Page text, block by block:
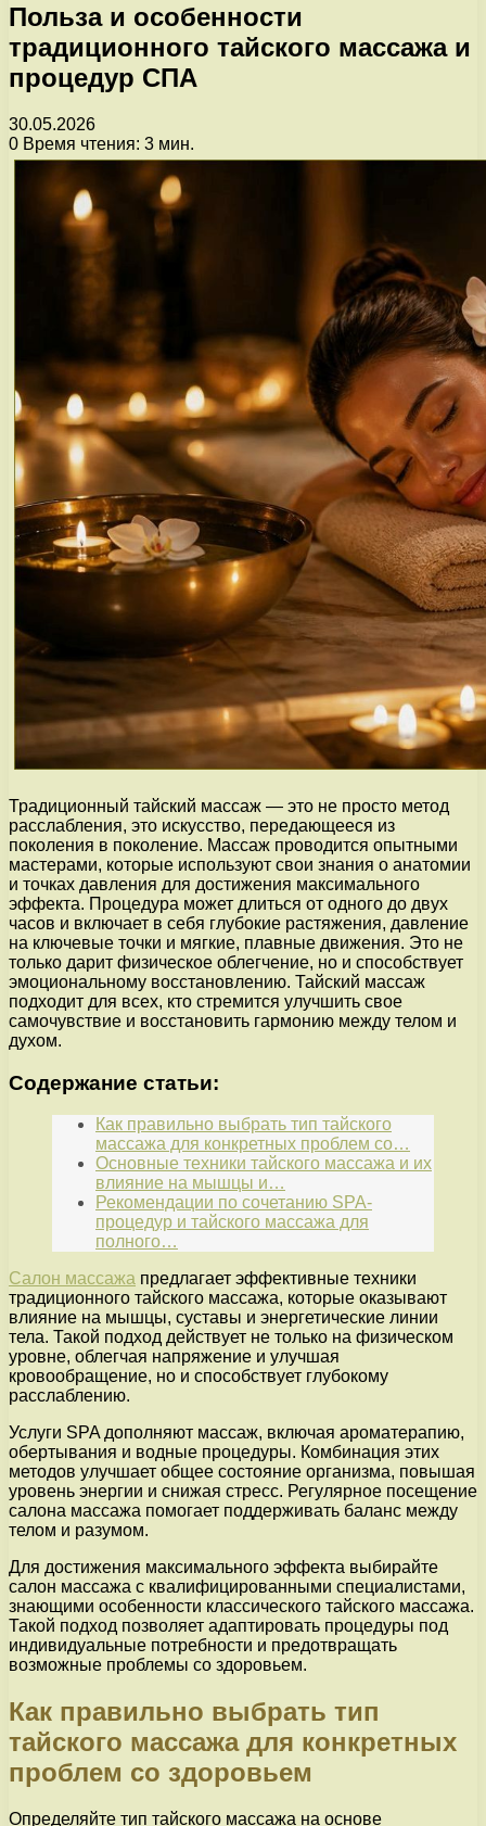
Польза и особенности
традиционного тайского массажа и
процедур СПА
30.05.2026
0 Время чтения: 3 мин.
Традиционный тайский массаж — это не просто метод
расслабления, это искусство, передающееся из
поколения в поколение. Массаж проводится опытными
мастерами, которые используют свои знания о анатомии
и точках давления для достижения максимального
эффекта. Процедура может длиться от одного до двух
часов и включает в себя глубокие растяжения, давление
на ключевые точки и мягкие, плавные движения. Это не
только дарит физическое облегчение, но и способствует
эмоциональному восстановлению. Тайский массаж
подходит для всех, кто стремится улучшить свое
самочувствие и восстановить гармонию между телом и
духом.
Содержание статьи:
Как правильно выбрать тип тайского
массажа для конкретных проблем со…
Основные техники тайского массажа и их
влияние на мышцы и…
Рекомендации по сочетанию SPA-
процедур и тайского массажа для
полного…
Салон массажа предлагает эффективные техники
традиционного тайского массажа, которые оказывают
влияние на мышцы, суставы и энергетические линии
тела. Такой подход действует не только на физическом
уровне, облегчая напряжение и улучшая
кровообращение, но и способствует глубокому
расслаблению.
Услуги SPA дополняют массаж, включая ароматерапию,
обертывания и водные процедуры. Комбинация этих
методов улучшает общее состояние организма, повышая
уровень энергии и снижая стресс. Регулярное посещение
салона массажа помогает поддерживать баланс между
телом и разумом.
Для достижения максимального эффекта выбирайте
салон массажа с квалифицированными специалистами,
знающими особенности классического тайского массажа.
Такой подход позволяет адаптировать процедуры под
индивидуальные потребности и предотвращать
возможные проблемы со здоровьем.
Как правильно выбрать тип
тайского массажа для конкретных
проблем со здоровьем
Определяйте тип тайского массажа на основе